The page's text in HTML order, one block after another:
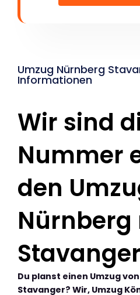
Umzug Nürnberg
Informationen
Wir sind
Nummer
den
Nürnberg
Stavanger
Du planst einen Umzug
Stavanger? Wir, Umzug